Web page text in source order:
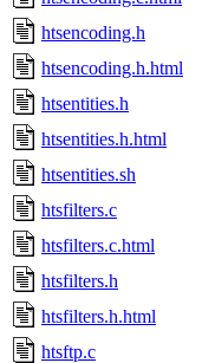
htsencoding.h
htsencoding.h.html
htsentities.h
htsentities.h.html
htsentities.sh
htsfilters.c
htsfilters.c.html
htsfilters.h
htsfilters.h.html
htsftp.c